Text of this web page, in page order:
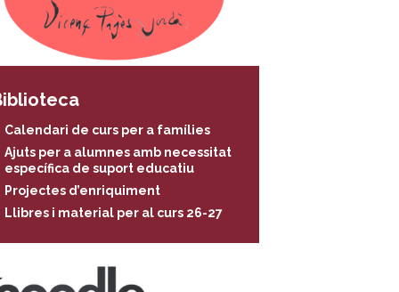
Calendari de curs per a famílies
Ajuts per a alumnes amb necessitat
específica de suport educatiu
Projectes d’enriquiment
Llibres i material per al curs 26-27